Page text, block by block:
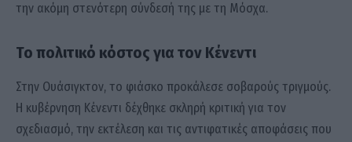
την ακόμη στενότερη σύνδεσή της με τη Μόσχα.
Το πολιτικό κόστος για τον Κένεντι
Στην Ουάσιγκτον, το φιάσκο προκάλεσε σοβαρούς τριγμούς.
Η κυβέρνηση Κένεντι δέχθηκε σκληρή κριτική για τον
σχεδιασμό, την εκτέλεση και τις αντιφατικές αποφάσεις που